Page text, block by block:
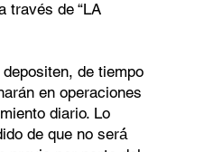
través de “LA
de tiempo
en operaciones
diario. Lo
de que no será́